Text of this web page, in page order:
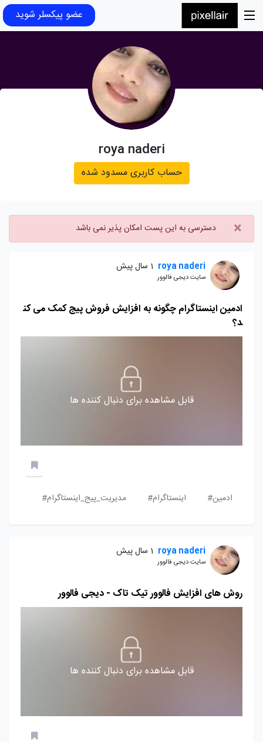
عضو پیکسلر شوید
roya naderi
حساب کاربری مسدود شده
× دسترسی به این پست امکان پذیر نمی باشد
roya naderi 1 سال پیش
سایت دیجی فالوور
ادمین اینستاگرام چگونه به افزایش فروش پیج کمک می کن
د؟
قابل مشاهده برای دنبال کننده ها
ادمین# اینستاگرام# مدیریت_پیج_اینستاگرام#
roya naderi 1 سال پیش
سایت دیجی فالوور
روش های افزایش فالوور تیک تاک - دیجی فالوور
قابل مشاهده برای دنبال کننده ها